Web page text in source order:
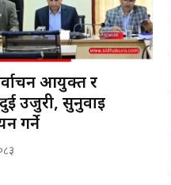
आयुक्त र
उजुरी, सुनुवाइ
गर्ने